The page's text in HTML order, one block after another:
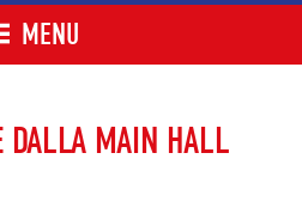
MENU
DALLA MAIN HALL